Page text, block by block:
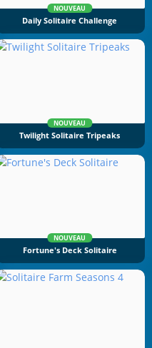
NOUVEAU
Daily Solitaire Challenge
NOUVEAU
Twilight Solitaire Tripeaks
NOUVEAU
Fortune's Deck Solitaire